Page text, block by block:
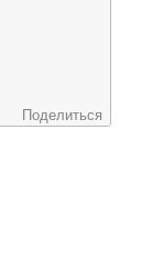
Поделиться